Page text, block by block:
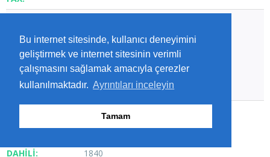
Bu internet sitesinde, kullanıcı deneyimini
geliştirmek ve internet sitesinin verimli
çalışmasını sağlamak amacıyla çerezler
kullanılmaktadır. Ayrıntıları inceleyin
Tamam
Ahmet ÖZDEMİR
0 (352) 222 89 60
1880
AB ve Dış İlişkiler Şb.Md.
1840